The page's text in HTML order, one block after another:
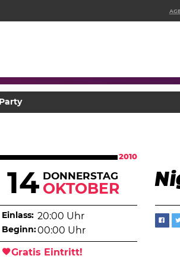
Party
2010
14 DONNERSTAG
OKTOBER
Einlass: 20:00 Uhr
Beginn:00:00 Uhr
Gratis Eintritt!